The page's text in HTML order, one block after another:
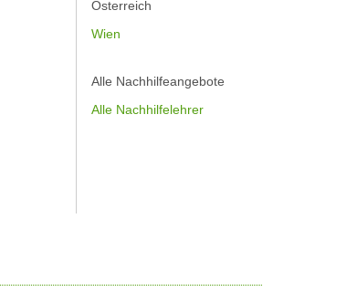
Österreich
Wien
Alle Nachhilfeangebote
Alle Nachhilfelehrer